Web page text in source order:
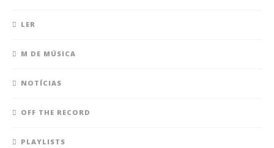
LER
M DE MÚSICA
NOTÍCIAS
OFF THE RECORD
PLAYLISTS